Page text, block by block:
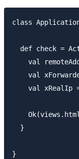
class
def check =
val
val
val xRealIp
  }